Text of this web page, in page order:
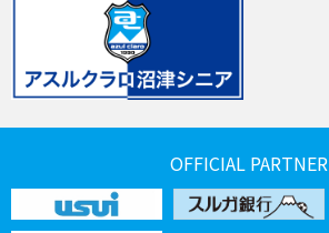
OFFICIAL PARTNER